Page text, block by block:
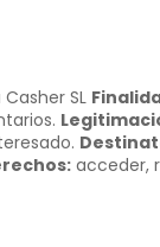
SL
acceder,